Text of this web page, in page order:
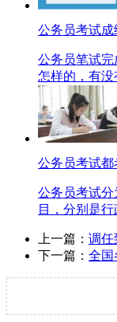
公务员考试
公务员笔试
怎样的，有没
公务员考试都
公务员考试
目，分别是
上一篇： 调任
下一篇： 全国